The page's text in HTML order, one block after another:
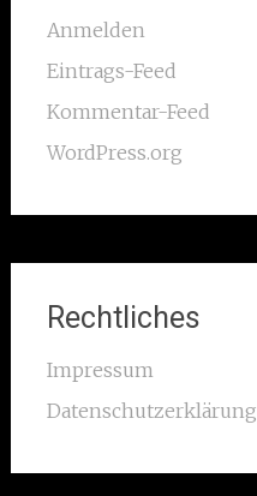
Anmelden
Eintrags-Feed
Kommentar-Feed
WordPress.org
Rechtliches
Impressum
Datenschutzerklärung